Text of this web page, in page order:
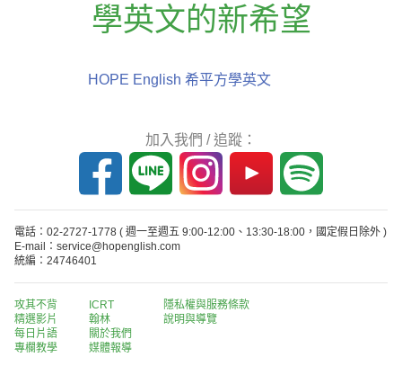
學英文的新希望
HOPE English 希平方學英文
加入我們 / 追蹤：
電話：02-2727-1778 ( 週一至週五 9:00-12:00、13:30-18:00，國定假日除外 )
E-mail：service@hopenglish.com
統編：24746401
攻其不背
精選影片
每日片語
專欄教學
ICRT
翰林
關於我們
媒體報導
隱私權與服務條款
說明與導覽